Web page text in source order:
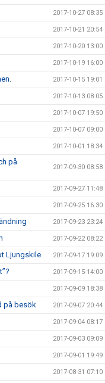
2017-10-27 08:35
2017-10-21 20:54
2017-10-20 13:00
2017-10-19 16:00
2017-10-15 19:01
2017-10-13 08:05
2017-10-07 19:50
2017-10-07 09:00
2017-10-01 18:34
på
2017-09-30 08:58
2017-09-27 11:48
2017-09-25 16:30
2017-09-23 23:24
2017-09-22 08:22
Ljungskile 2017-09-17 19:09
2017-09-15 14:00
2017-09-09 18:38
på besök 2017-09-07 20:44
2017-09-04 08:17
2017-09-03 09:09
2017-09-01 19:49
2017-08-31 07:10